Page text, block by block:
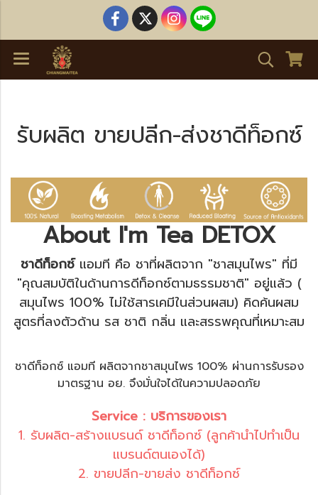
รับผลิต ขายปลีก-ส่งชาดีท็อกซ์
About I'm Tea DETOX
ชาดีท็อกซ์แอมที คือ ชาที่ผลิตจาก "ชาสมุนไพร" ที่มี
"คุณสมบัติในด้านการดีท็อกซ์ตามธรรมชาติ" อยู่แล้ว (
สมุนไพร 100% ไม่ใช้สารเคมีในส่วนผสม) คิดค้นผสม
สูตรที่ลงตัวด้าน รส ชาติ กลิ่น และสรรพคุณที่เหมาะสม
ชาดีท็อกซ์ แอมที ผลิตจากชาสมุนไพร 100% ผ่านการรับรอง
มาตรฐาน อย. จึงมั่นใจได้ในความปลอดภัย
Service : บริการของเรา
1. รับผลิต-สร้างแบรนด์ ชาดีท็อกซ์ (ลูกค้านำไปทำเป็น
แบรนด์ตนเองได้)
2. ขายปลีก-ขายส่ง ชาดีท็อกซ์